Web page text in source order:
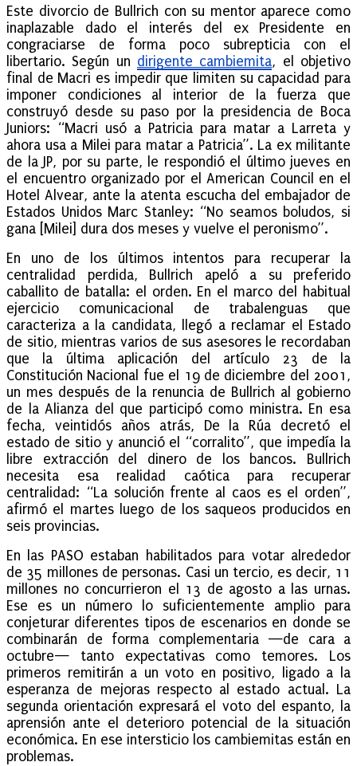
Este divorcio de Bullrich con su mentor aparece como
inaplazable dado el interés del ex Presidente en
congraciarse de forma poco subrepticia con el
libertario. Según un dirigente cambiemita, el objetivo
final de Macri es impedir que limiten su capacidad para
imponer condiciones al interior de la fuerza que
construyó desde su paso por la presidencia de Boca
Juniors: “Macri usó a Patricia para matar a Larreta y
ahora usa a Milei para matar a Patricia”. La ex militante
de la JP, por su parte, le respondió el último jueves en
el encuentro organizado por el American Council en el
Hotel Alvear, ante la atenta escucha del embajador de
Estados Unidos Marc Stanley: “No seamos boludos, si
gana [Milei] dura dos meses y vuelve el peronismo”.
En uno de los últimos intentos para recuperar la
centralidad perdida, Bullrich apeló a su preferido
caballito de batalla: el orden. En el marco del habitual
ejercicio comunicacional de trabalenguas que
caracteriza a la candidata, llegó a reclamar el Estado
de sitio, mientras varios de sus asesores le recordaban
que la última aplicación del artículo 23 de la
Constitución Nacional fue el 19 de diciembre del 2001,
un mes después de la renuncia de Bullrich al gobierno
de la Alianza del que participó como ministra. En esa
fecha, veintidós años atrás, De la Rúa decretó el
estado de sitio y anunció el “corralito”, que impedía la
libre extracción del dinero de los bancos. Bullrich
necesita esa realidad caótica para recuperar
centralidad: “La solución frente al caos es el orden”,
afirmó el martes luego de los saqueos producidos en
seis provincias.
En las PASO estaban habilitados para votar alrededor
de 35 millones de personas. Casi un tercio, es decir, 11
millones no concurrieron el 13 de agosto a las urnas.
Ese es un número lo suficientemente amplio para
conjeturar diferentes tipos de escenarios en donde se
combinarán de forma complementaria —de cara a
octubre— tanto expectativas como temores. Los
primeros remitirán a un voto en positivo, ligado a la
esperanza de mejoras respecto al estado actual. La
segunda orientación expresará el voto del espanto, la
aprensión ante el deterioro potencial de la situación
económica. En ese intersticio los cambiemitas están en
problemas.